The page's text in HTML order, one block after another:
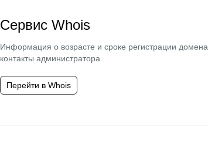
Сервис Whois
Информация о возрасте и сроке регистрации домена,
контакты администратора.
Перейти в Whois